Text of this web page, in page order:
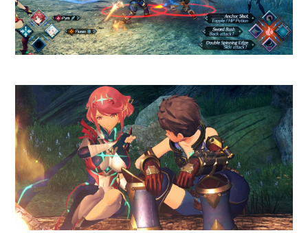
La carnicería nunca se vio mejor
que enDepredador: Cazador de
Asesinos. Da gusto ver cómo se
expande la mitología de los
yautja más allá de los cómics y
las novelas.Nada de esto se vio
antes en una película y eso es
lo clave, especialmente